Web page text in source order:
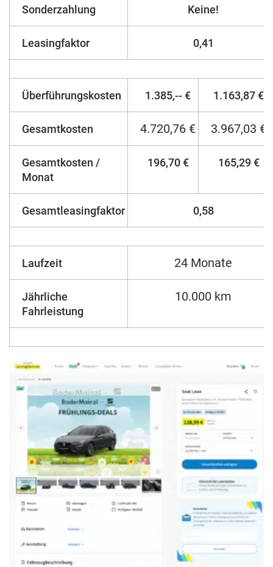
Sonderzahlung Keine!
Leasingfaktor 0,41
Überführungskosten 1.385,-- € 1.163,87 €
Gesamtkosten 4.720,76 € 3.967,03 €
Gesamtkosten /
Monat
196,70 € 165,29 €
Gesamtleasingfaktor 0,58
Laufzeit 24 Monate
Jährliche
Fahrleistung
10.000 km